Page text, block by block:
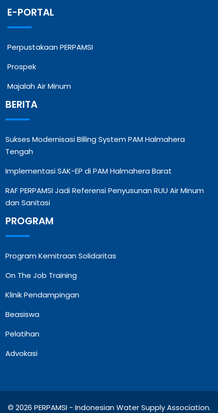
E-PORTAL
Perpustakaan PERPAMSI
Prospek
Majalah Air Minum
BERITA
Sukses Modernisasi Billing System PAM Halmahera
Tengah
Implementasi SAK-EP di PAM Halmahera Barat
RAF PERPAMSI Jadi Referensi Penyusunan RUU Air Minum
dan Sanitasi
PROGRAM
Program Kemitraan Solidaritas
On The Job Training
Klinik Pendampingan
Beasiswa
Pelatihan
Advokasi
© 2026 PERPAMSI - Indonesian Water Supply Association.